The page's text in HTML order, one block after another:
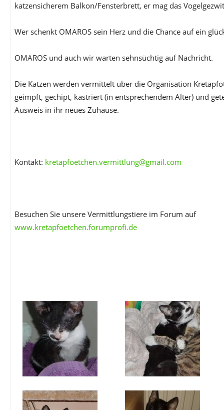
katzensicherem Balkon/Fensterbrett, er mag das
Wer schenkt OMAROS sein Herz und die Chance auf ein
OMAROS und auch wir warten sehnsüchtig auf Nachricht.
Die Katzen werden vermittelt über die Organisation
geimpft, gechipt, kastriert (in entsprechendem Alter) und
Ausweis in ihr neues Zuhause.
Kontakt: kretapfoetchen.vermittlung@gmail.com
Besuchen Sie unsere Vermittlungstiere im Forum auf
www.kretapfoetchen.forumprofi.de